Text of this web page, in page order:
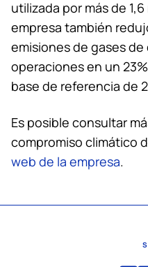
utilizada por más de
empresa también
emisiones de gases
operaciones en un
base de referencia de
Es posible consultar
compromiso climático
web de la empresa.